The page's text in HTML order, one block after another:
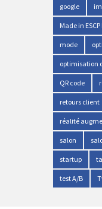
google
Made in
mode
optimisation
QR code
retours client
réalité
salon
startup
test A/B